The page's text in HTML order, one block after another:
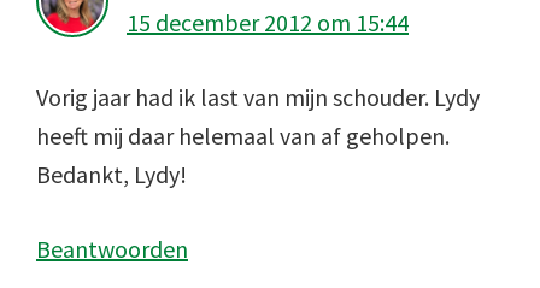
15 december 2012 om 15:44
Vorig jaar had ik last van mijn schouder. Lydy
heeft mij daar helemaal van af geholpen.
Bedankt, Lydy!
Beantwoorden